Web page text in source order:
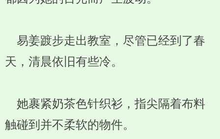
易姜踱步走出教室，尽管已经到了春
天，清晨依旧有些冷。
她裹紧奶茶色针织衫，指尖隔着布料
触碰到并不柔软的物件。